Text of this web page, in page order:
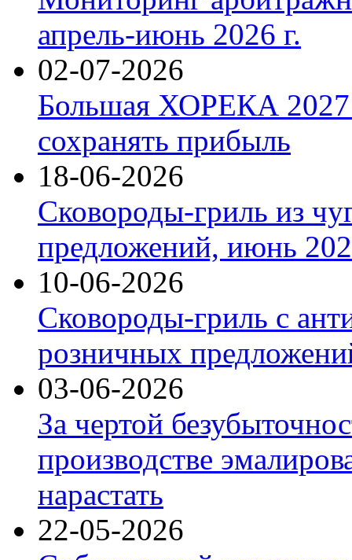
апрель-июнь 2026 г.
02-07-2026
Большая ХОРЕКА 2027:
сохранять прибыль
18-06-2026
Сковороды-гриль из
предложений, июнь
10-06-2026
Сковороды-гриль с
розничных
03-06-2026
За чертой
производстве
нарастать
22-05-2026